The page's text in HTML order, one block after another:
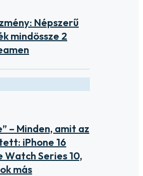
Népszerű
mindössze 2
– Minden, amit az
iPhone 16
Series 10,
más